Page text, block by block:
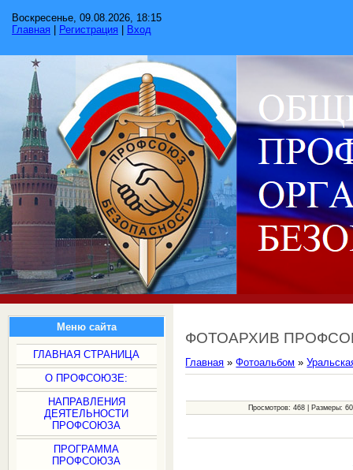
Воскресенье, 09.08.2026, 18:15
Главная
Регистрация Вход
Меню сайта
ГЛАВНАЯ СТРАНИЦА
О ПРОФСОЮЗЕ:
НАПРАВЛЕНИЯ
ДЕЯТЕЛЬНОСТИ
ПРОФСОЮЗА
ПРОГРАММА
ПРОФСОЮЗА
ФОТОАРХИВ
Главная »Фотоальбом »
Просмотров: 468 | Размеры: